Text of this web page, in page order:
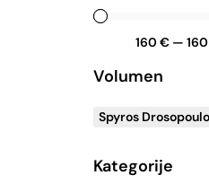
160 € —160
Volumen
Spyros
Kategorije